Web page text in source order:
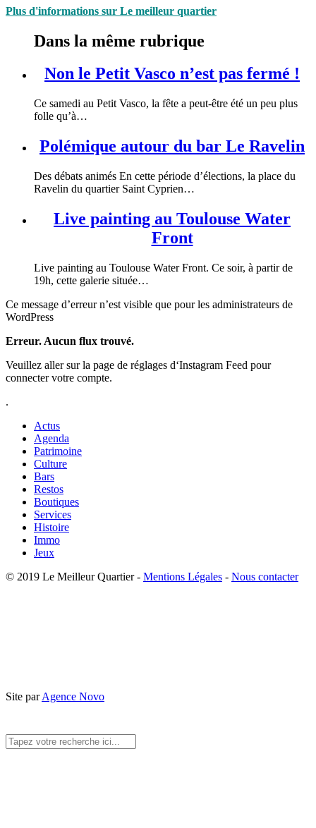
Plus d'informations sur Le meilleur quartier
Dans la même rubrique
Non le Petit Vasco n’est pas fermé !
Ce samedi au Petit Vasco, la fête a peut-être été un peu plus
folle qu’à…
Polémique autour du bar Le Ravelin
Des débats animés En cette période d’élections, la place du
Ravelin du quartier Saint Cyprien…
Live painting au Toulouse Water
Front
Live painting au Toulouse Water Front. Ce soir, à partir de
19h, cette galerie située…
Ce message d’erreur n’est visible que pour les administrateurs de
WordPress
Erreur. Aucun flux trouvé.
Veuillez aller sur la page de réglages d‘Instagram Feed pour
connecter votre compte.
.
Actus
Agenda
Patrimoine
Culture
Bars
Restos
Boutiques
Services
Histoire
Immo
Jeux
© 2019 Le Meilleur Quartier - Mentions Légales - Nous contacter
Site parAgence Novo